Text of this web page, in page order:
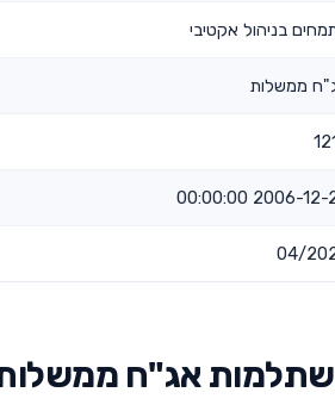
בניהול אקטיבי
ממשלות
2006-12-28
04/
השתלמות אג"ח